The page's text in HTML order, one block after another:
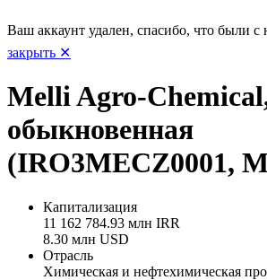
Ваш аккаунт удален, спасибо, что были с
закрыть ✕
Melli Agro-
обыкновенная
(IRO3MECZ0001,
Капитализация
11 162 784.93 млн IRR
8.30 млн USD
Отрасль
Химическая и нефтехимическая